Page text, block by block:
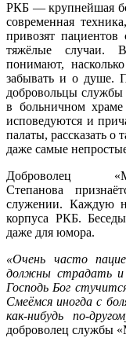
РКБ — крупнейшая
современная
привозят
тяжёлые случаи.
понимают,
забывать и о душе.
добровольцы
в больничном
исповедуются и
палаты, рассказать о
даже самые
Доброволец
Степанова
служении. Каждую
корпуса РКБ.
даже для юмора.
«Очень часто
должны страдать и
Господь Бог
Смеёмся иногда с
как-нибудь по-
доброволец службы